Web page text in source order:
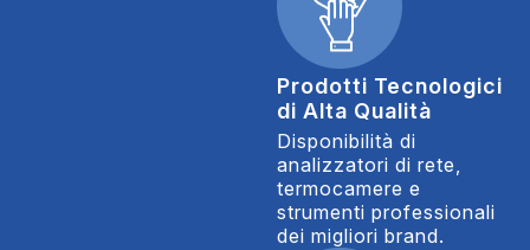
Prodotti Tecnologici
di Alta Qualità
Disponibilità di
analizzatori di rete,
termocamere e
strumenti professionali
dei migliori brand.